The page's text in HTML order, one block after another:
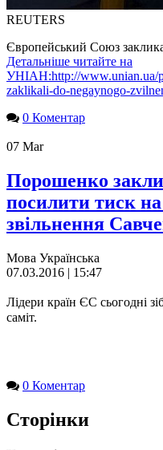
REUTERS
Європейський Союз
Детальніше читайте на
УНІАН:http://www.unian.ua/
zaklikali-do-negaynogo-
0 Коментар
07 Mar
Порошенко
посилити тиск
звільнення
Мова Українська
07.03.2016 | 15:47
Лідери країн ЄС сьогодні
саміт.
0 Коментар
Сторінки